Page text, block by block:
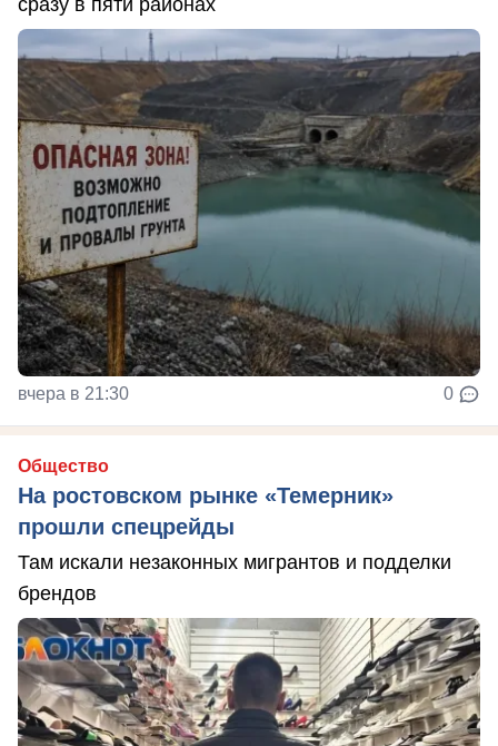
вчера в 21:30 0
Общество
На ростовском рынке «Темерник»
прошли спецрейды
Там искали незаконных мигрантов и подделки
брендов